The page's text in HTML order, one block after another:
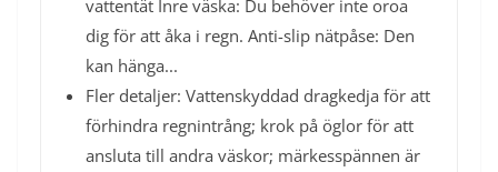
vattentät Inre väska: Du behöver inte oroa
dig för att åka i regn. Anti-slip nätpåse: Den
kan hänga...
Fler detaljer: Vattenskyddad dragkedja för att
förhindra regnintrång; krok på öglor för att
ansluta till andra väskor; märkesspännen är